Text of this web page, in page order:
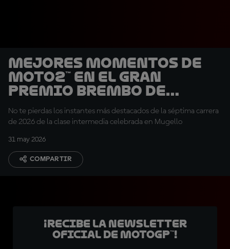
Mejores momentos de
Moto2™ en el Gran
Premio Brembo de
Italia
No te pierdas los instantes más destacados de la séptima carrera
de 2026 de la clase intermedia celebrada en Mugello
31 may 2026
COMPARTIR
¡Recibe la Newsletter
oficial de MotoGP™!